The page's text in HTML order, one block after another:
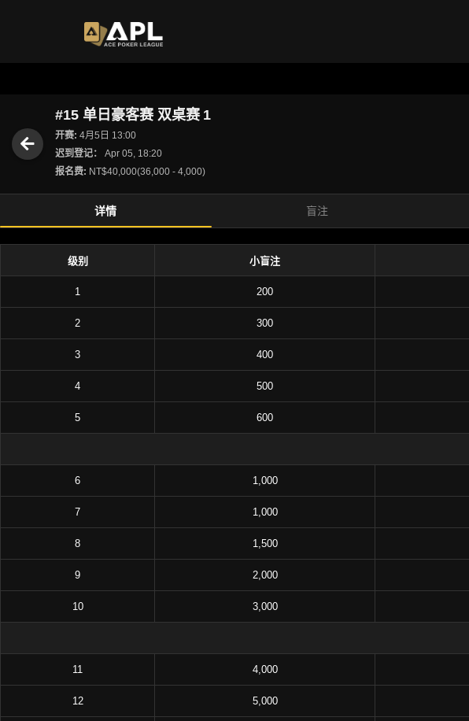
#15 单日豪客赛 双桌赛 1
开赛: 4月5日 13:00
迟到登记：
Apr 05, 18:20
报名费: NT$40,000(36,000 - 4,000)
详情 盲注
级别 小盲注
1 200
2 300
3 400
4 500
5 600
6 1,000
7 1,000
8 1,500
9 2,000
10 3,000
11 4,000
12 5,000